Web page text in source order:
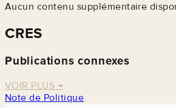
Aucun contenu supplémentaire
CRES
Publications connexes
VOIR PLUS →
Note de Politique